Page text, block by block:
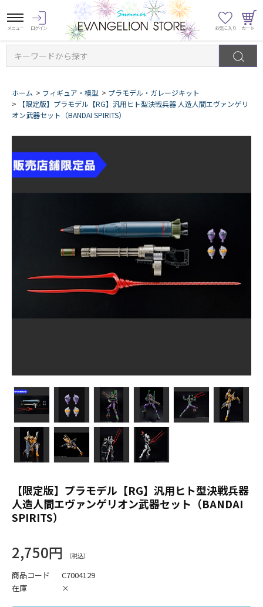
キーワードから探す
ホーム > フィギュア・模型 > プラモデル・ガレージキット
>
【限定版】プラモデル【RG】汎用ヒト型決戦兵器 人造人間エヴァンゲリ
オン武器セット（BANDAI SPIRITS）
【限定版】プラモデル【RG】汎用ヒト型決戦兵器
人造人間エヴァンゲリオン武器セット（BANDAI
SPIRITS）
2,750円
商品コード
C7004129
在庫
×